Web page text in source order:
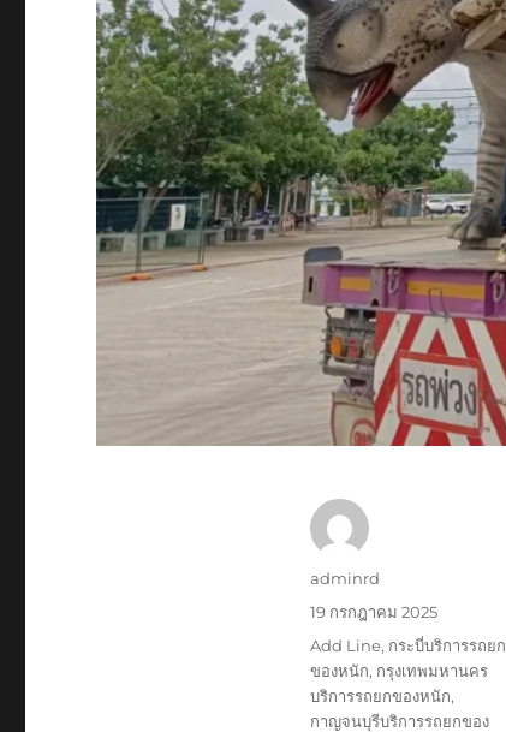
ผู้
adminrd
เขียน
เมื่อ
19 กรกฎาคม 2025
ป้าย
กำกับ
Add Line, กระบี่บริการรถยก
ของหนัก, กรุงเทพมหานคร
บริการรถยกของหนัก,
กาญจนบุรีบริการรถยกของ